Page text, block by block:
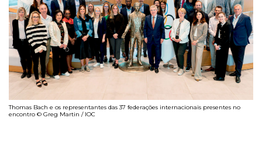
Thomas Bach e os representantes das 37 federações internacionais presentes no
encontro © Greg Martin / IOC